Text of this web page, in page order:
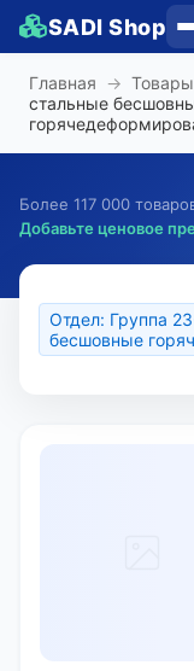
SADI Shop
Главная → Товары
стальные
Более 117 000
Добавьте ценовое
Отдел: Группа
бесшовные